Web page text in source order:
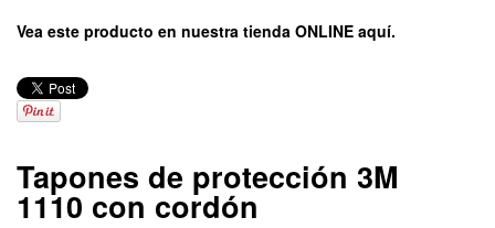
Vea este producto en nuestra tienda ONLINE aquí.
Tapones de protección 3M
1110 con cordón